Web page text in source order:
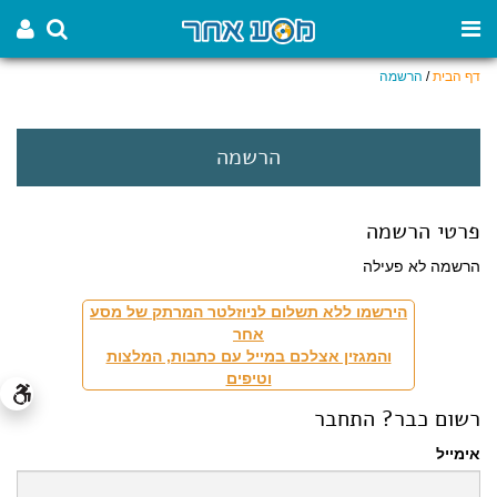
דף הבית/ הרשמה
הרשמה
פרטי הרשמה
הרשמה לא פעילה
הירשמו ללא תשלום לניוזלטר המרתק של מסע
אחר
והמגזין אצלכם במייל עם כתבות, המלצות
וטיפים
רשום כבר? התחבר
אימייל